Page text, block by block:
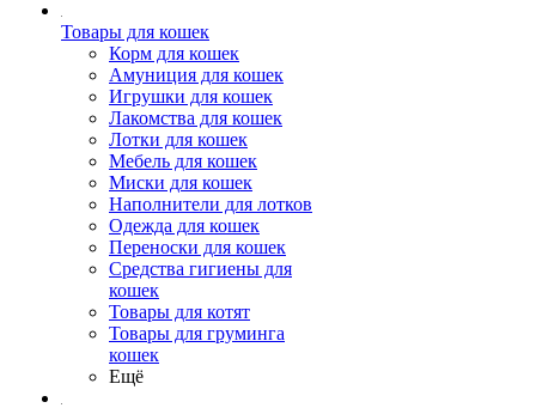
Товары для кошек
Корм для кошек
Амуниция для кошек
Игрушки для кошек
Лакомства для кошек
Лотки для кошек
Мебель для кошек
Миски для кошек
Наполнители для лотков
Одежда для кошек
Переноски для кошек
Средства гигиены для
кошек
Товары для котят
Товары для груминга
кошек
Ещё